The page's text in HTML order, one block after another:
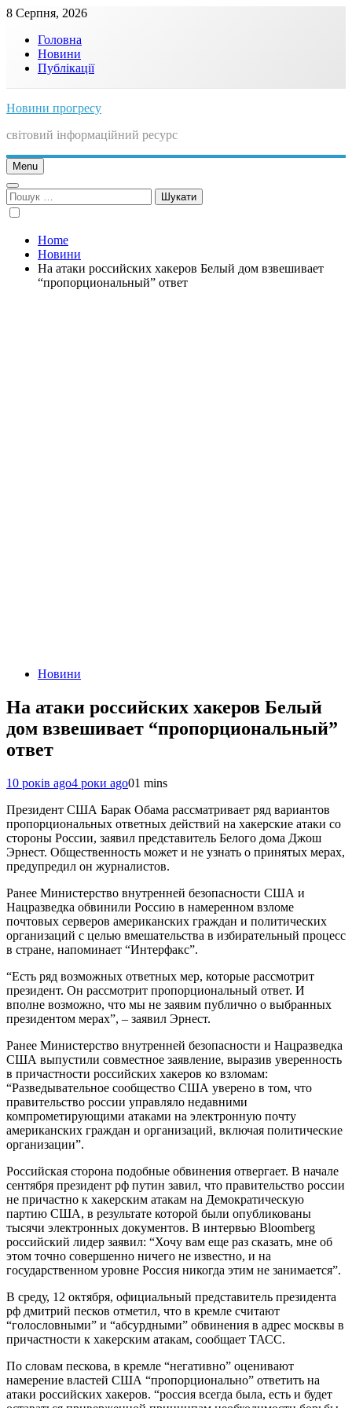
Skip
content
8 Серпня, 2026
Головна
Новини
Публікації
Новини прогресу
світовий інформаційний ресурс
Menu
Пошук:
Home
Новини
На атаки российских хакеров Белый дом взвешивает
“пропорциональный” ответ
Новини
На атаки российских хакеров Белый
дом взвешивает “пропорциональный”
ответ
10 років ago4 роки ago01 mins
Президент США Барак Обама рассматривает ряд вариантов
пропорциональных ответных действий на хакерские атаки со
стороны России, заявил представитель Белого дома Джош
Эрнест. Общественность может и не узнать о принятых мерах,
предупредил он журналистов.
Ранее Министерство внутренней безопасности США и
Нацразведка обвинили Россию в намеренном взломе
почтовых серверов американских граждан и политических
организаций с целью вмешательства в избирательный процесс
в стране, напоминает “Интерфакс”.
“Есть ряд возможных ответных мер, которые рассмотрит
президент. Он рассмотрит пропорциональный ответ. И
вполне возможно, что мы не заявим публично о выбранных
президентом мерах”, – заявил Эрнест.
Ранее Министерство внутренней безопасности и Нацразведка
США выпустили совместное заявление, выразив уверенность
в причастности российских хакеров ко взломам:
“Разведывательное сообщество США уверено в том, что
правительство россии управляло недавними
компрометирующими атаками на электронную почту
американских граждан и организаций, включая политические
организации”.
Российская сторона подобные обвинения отвергает. В начале
сентября президент рф путин завил, что правительство россии
не причастно к хакерским атакам на Демократическую
партию США, в результате которой были опубликованы
тысячи электронных документов. В интервью Bloomberg
российский лидер заявил: “Хочу вам еще раз сказать, мне об
этом точно совершенно ничего не известно, и на
государственном уровне Россия никогда этим не занимается”.
В среду, 12 октября, официальный представитель президента
рф дмитрий песков отметил, что в кремле считают
“голословными” и “абсурдными” обвинения в адрес москвы в
причастности к хакерским атакам, сообщает ТАСС.
По словам пескова, в кремле “негативно” оценивают
намерение властей США “пропорционально” ответить на
атаки российских хакеров. “россия всегда была, есть и будет